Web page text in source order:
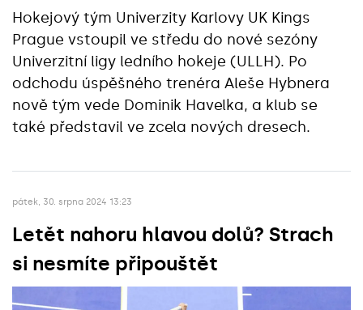
Hokejový tým Univerzity Karlovy UK Kings
Prague vstoupil ve středu do nové sezóny
Univerzitní ligy ledního hokeje (ULLH). Po
odchodu úspěšného trenéra Aleše Hybnera
nově tým vede Dominik Havelka, a klub se
také představil ve zcela nových dresech.
pátek, 30. srpna 2024 13:23
Letět nahoru hlavou dolů? Strach
si nesmíte připouštět